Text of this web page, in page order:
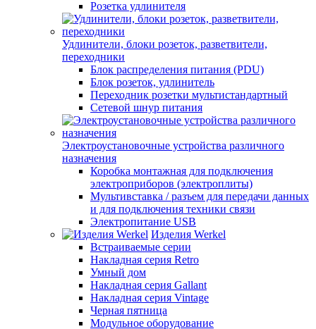
Розетка удлинителя
Удлинители, блоки розеток, разветвители,
переходники
Блок распределения питания (PDU)
Блок розеток, удлинитель
Переходник розетки мультистандартный
Сетевой шнур питания
Электроустановочные устройства различного
назначения
Коробка монтажная для подключения
электроприборов (электроплиты)
Мультивставка / разъем для передачи данных
и для подключения техники связи
Электропитание USB
Изделия Werkel
Встраиваемые серии
Накладная серия Retro
Умный дом
Накладная серия Gallant
Накладная серия Vintage
Черная пятница
Модульное оборудование